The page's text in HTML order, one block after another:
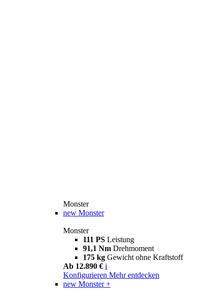
Monster
new Monster
Monster
111 PS Leistung
91,1 Nm Drehmoment
175 kg Gewicht ohne Kraftstoff
Ab 12.890 € i
Konfigurieren Mehr entdecken
new Monster +